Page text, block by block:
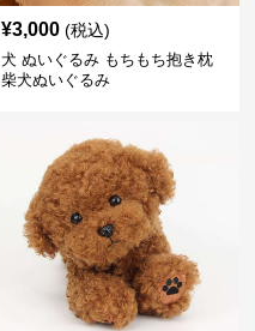
¥3,000 (税込)
犬 ぬいぐるみ もちもち抱き枕
柴犬ぬいぐるみ